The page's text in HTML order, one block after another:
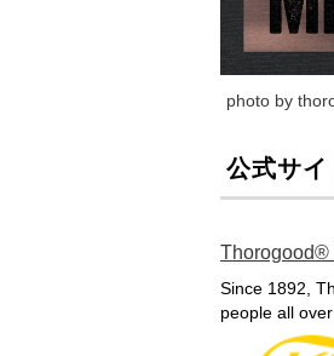
photo by
公式サイ
Thorogood®
Since 1892,
people all